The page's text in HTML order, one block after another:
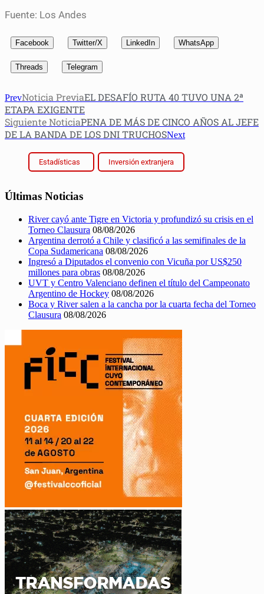
Fuente: Los Andes
Facebook Twitter/X LinkedIn WhatsApp
Threads Telegram
PrevNoticia PreviaEL DESAFÍO RUTA 40 TUVO UNA 2ª
ETAPA EXIGENTE
Siguiente NoticiaPENA DE MÁS DE CINCO AÑOS AL JEFE
DE LA BANDA DE LOS DNI TRUCHOSNext
Estadísticas Inversión extranjera
Últimas Noticias
River cayó ante Tigre en Victoria y profundizó su crisis en el
Torneo Clausura 08/08/2026
Argentina derrotó a Chile y clasificó a las semifinales de la
Copa Sudamericana 08/08/2026
Ingresó a Diputados el convenio con Vicuña por US$250
millones para obras 08/08/2026
UVT y Centro Valenciano definen el título del Campeonato
Argentino de Hockey 08/08/2026
Boca y River salen a la cancha por la cuarta fecha del Torneo
Clausura 08/08/2026